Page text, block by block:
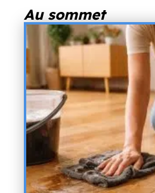
Au sommet